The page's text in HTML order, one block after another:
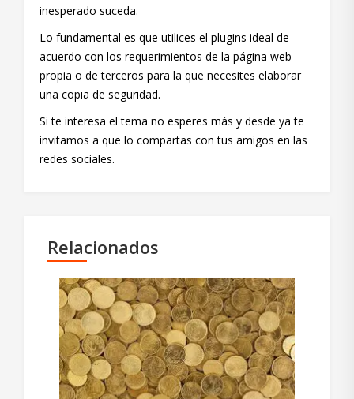
inesperado suceda.
Lo fundamental es que utilices el plugins ideal de
acuerdo con los requerimientos de la página web
propia o de terceros para la que necesites elaborar
una copia de seguridad.
Si te interesa el tema no esperes más y desde ya te
invitamos a que lo compartas con tus amigos en las
redes sociales.
Relacionados